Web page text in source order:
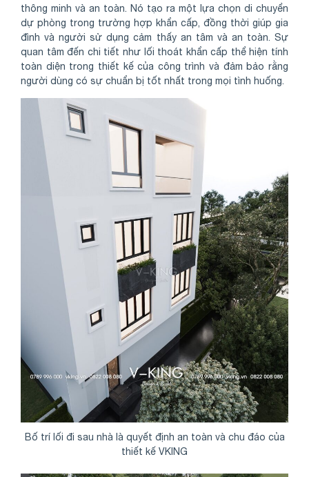
thông minh và an toàn. Nó tạo ra một lựa chọn di chuyển
dự phòng trong trường hợp khẩn cấp, đồng thời giúp gia
đình và người sử dụng cảm thấy an tâm và an toàn. Sự
quan tâm đến chi tiết như lối thoát khẩn cấp thể hiện tính
toàn diện trong thiết kế của công trình và đảm bảo rằng
người dùng có sự chuẩn bị tốt nhất trong mọi tình huống.
Bố trí lối đi sau nhà là quyết định an toàn và chu đáo của
thiết kế VKING